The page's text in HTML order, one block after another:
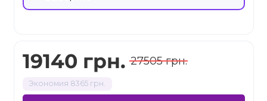
19140 грн. 27505 грн.
Экономия 8365 грн.